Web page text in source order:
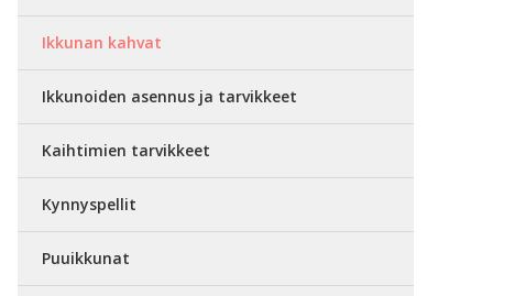
Ikkunan kahvat
Ikkunoiden asennus ja tarvikkeet
Kaihtimien tarvikkeet
Kynnyspellit
Puuikkunat